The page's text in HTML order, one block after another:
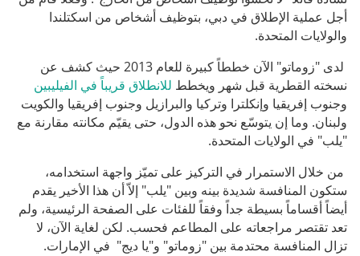
أجل عملية الإطلاق في دبي، بتوظيف أشخاص من اسكتلندا
والولايات المتحدة.
لدى "زوماتو" الآن خططاً كبيرة للعام 2013 حيث كشف عن
نسخته القطرية قبل شهر ويخطط للانطلاق قريباً في الفيليبين
وجنوب إفريقيا وإنكلترا وتركيا والبرازيل وجنوب إفريقيا والكويت
ولبنان. وما إن يتوسّع نحو هذه الدول، حتى يقيّم مكانته مقارنة مع
"يلب" في الولايات المتحدة.
من خلال الاستمرار في التركيز على تميّز واجهة استخدامه،
ستكون المنافسة شديدة بينه وبين "يلب" إلاّ أن هذا الأخير يقدم
أيضاً أقساماً بسيطة جداً وفقاً للفئات على الصفحة الرئيسية، ولم
تعد تقتصر مراجعاته على المطاعم فحسب. لكن لغاية الآن، لا
تزال المنافسة محتدمة بين "زوماتو" و"يا ديج" في الإمارات.